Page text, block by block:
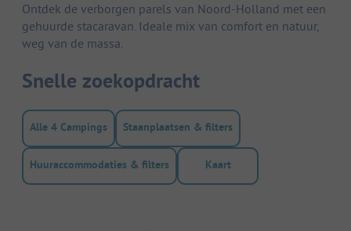
Ontdek de verborgen parels van Noord-Holland met een
gehuurde stacaravan. Ideale mix van comfort en natuur,
weg van de massa.
Snelle zoekopdracht
Alle 4 Campings Staanplaatsen & filters
Huuraccommodaties & filters Kaart